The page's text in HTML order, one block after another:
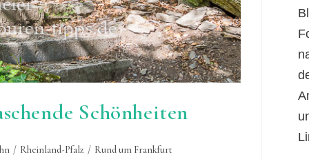
Schönheiten
/ Rheinland-Pfalz / Rund um Frankfurt